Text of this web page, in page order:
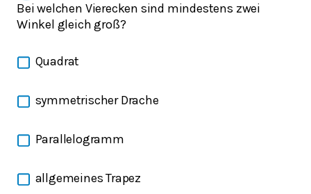
Bei welchen Vierecken sind mindestens zwei
Winkel gleich groß?
Quadrat
symmetrischer Drache
Parallelogramm
allgemeines Trapez